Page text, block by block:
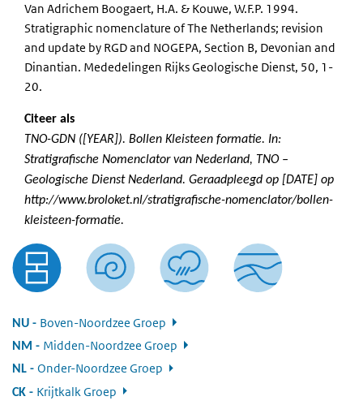
Van Adrichem Boogaert, H.A. & Kouwe, W.F.P. 1994.
Stratigraphic nomenclature of The Netherlands; revision
and update by RGD and NOGEPA, Section B, Devonian and
Dinantian. Mededelingen Rijks Geologische Dienst, 50, 1-
20.
Citeer als
TNO-GDN ([YEAR]). Bollen Kleisteen formatie. In:
Stratigrafische Nomenclator van Nederland, TNO –
Geologische Dienst Nederland. Geraadpleegd op [DATE] op
http://www.broloket.nl/stratigrafische-nomenclator/bollen-
kleisteen-formatie.
NU Boven-Noordzee Groep
NM Midden-Noordzee Groep
NL Onder-Noordzee Groep
CK Krijtkalk Groep